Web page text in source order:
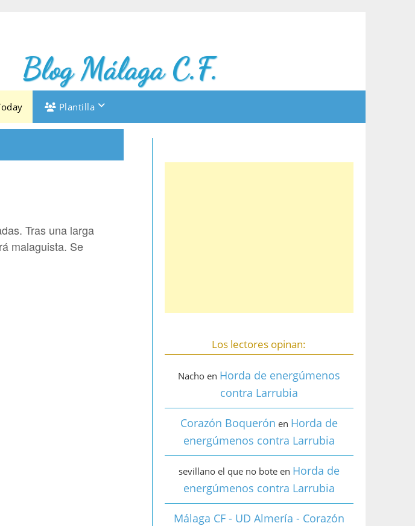
Blog Málaga C.F.
Plantilla
Tras una larga
malaguista. Se
Los lectores opinan:
Nachoen Horda de energúmenos
contra Larrubia
Corazón Boquerón en Horda de
energúmenos contra Larrubia
sevillano el que no boteen Horda de
energúmenos contra Larrubia
Málaga CF - UD Almería - Corazón